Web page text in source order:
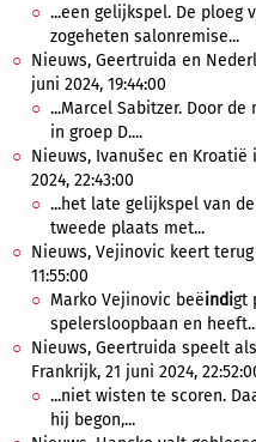
...een gelijkspel. De ploeg
zogeheten salonremise...
Nieuws, Geertruida en
juni 2024, 19:44:00
...Marcel Sabitzer. Door de
in groep D....
Nieuws, Ivanušec en
2024, 22:43:00
...het late gelijkspel van
tweede plaats met...
Nieuws, Vejinovic keert
11:55:00
Marko Vejinovic beëindigt
spelersloopbaan en
Nieuws, Geertruida speelt
Frankrijk, 21 juni 2024,
...niet wisten te scoren.
hij begon,...